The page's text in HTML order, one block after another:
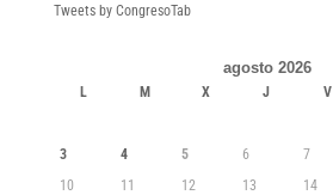
Tweets by CongresoTab
agosto 2026
L M X J V
3
4 5 6 7
10
11 12 13 14